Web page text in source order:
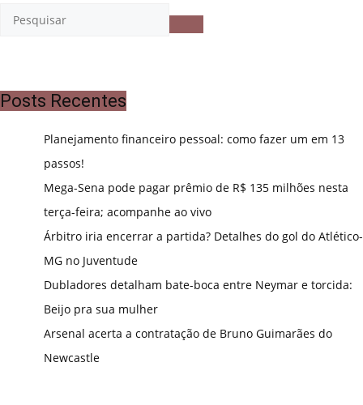
Posts Recentes
Planejamento financeiro pessoal: como fazer um em 13
passos!
Mega-Sena pode pagar prêmio de R$ 135 milhões nesta
terça-feira; acompanhe ao vivo
Árbitro iria encerrar a partida? Detalhes do gol do Atlético-
MG no Juventude
Dubladores detalham bate-boca entre Neymar e torcida:
Beijo pra sua mulher
Arsenal acerta a contratação de Bruno Guimarães do
Newcastle